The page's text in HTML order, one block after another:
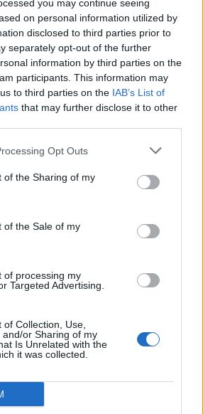
you may continue seeing
on personal information utilized by
disclosed to third parties prior to
separately opt-out of the further
information by third parties on the
participants. This information may
to third parties on the IAB’s List of
that may further disclose it to other
Opt Outs
of the Sharing of my
of the Sale of my
of processing my
Targeted Advertising.
Collection, Use,
and/or Sharing of my
Is Unrelated with the
it was collected.
med glasyr
2 tsk vaniljsocker